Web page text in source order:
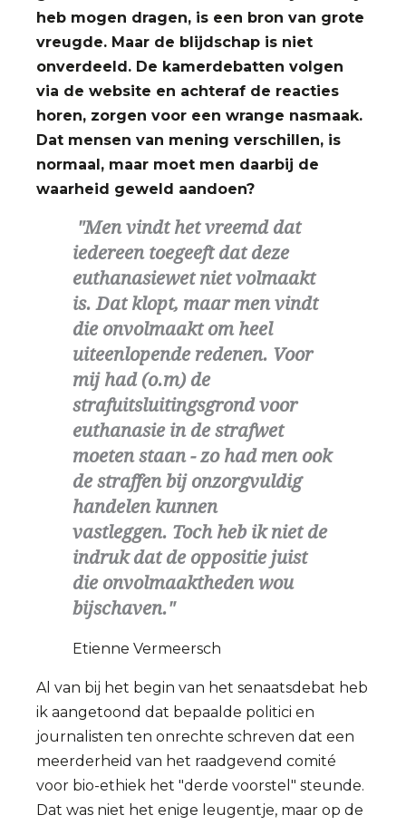
heb mogen dragen, is een bron van grote
vreugde. Maar de blijdschap is niet
onverdeeld. De kamerdebatten volgen
via de website en achteraf de reacties
horen, zorgen voor een wrange nasmaak.
Dat mensen van mening verschillen, is
normaal, maar moet men daarbij de
waarheid geweld aandoen?
Men vindt het vreemd dat
iedereen toegeeft dat deze
euthanasiewet niet volmaakt
is. Dat klopt, maar men vindt
die onvolmaakt om heel
uiteenlopende redenen. Voor
mij had (o.m) de
strafuitsluitingsgrond voor
euthanasie in de strafwet
moeten staan - zo had men ook
de straffen bij onzorgvuldig
handelen kunnen
vastleggen. Toch heb ik niet de
indruk dat de oppositie juist
die onvolmaaktheden wou
bijschaven.
Etienne Vermeersch
Al van bij het begin van het senaatsdebat heb
ik aangetoond dat bepaalde politici en
journalisten ten onrechte schreven dat een
meerderheid van het raadgevend comité
voor bio-ethiek het "derde voorstel" steunde.
Dat was niet het enige leugentje, maar op de